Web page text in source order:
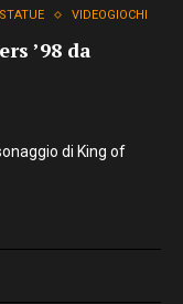
STATUE VIDEOGIOCHI
’98 da
di King of